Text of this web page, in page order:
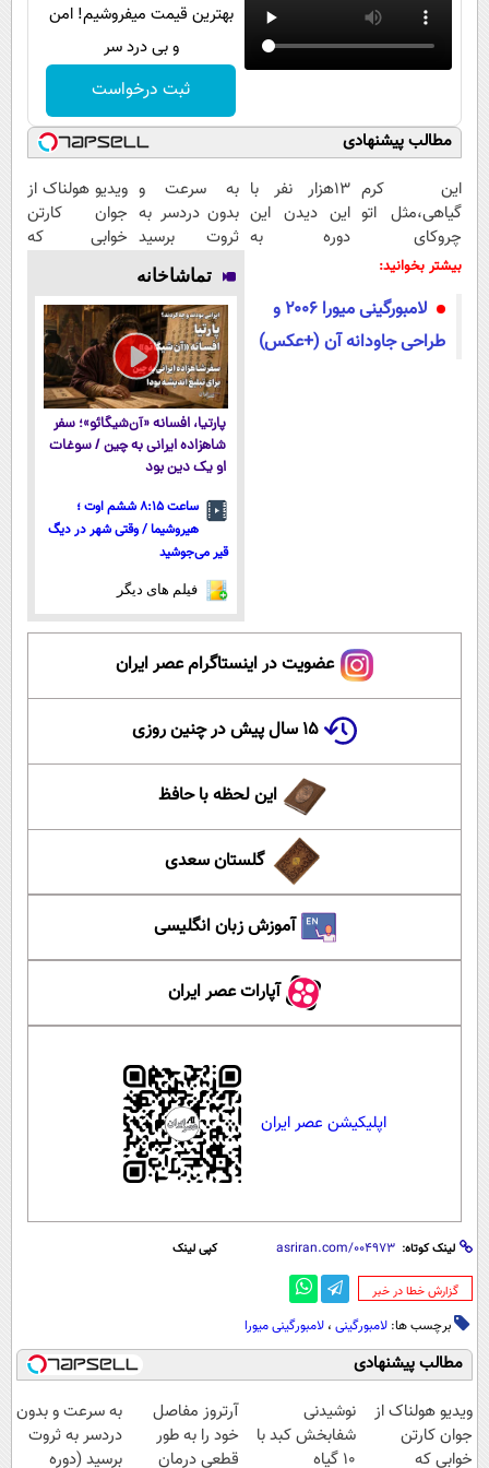
بهترین قیمت میفروشیم! امن
و بی درد سر
ثبت درخواست
مطالب پیشنهادی
این کرم
گیاهی،مثل اتو
چروکای
پوستتوصاف
13هزار نفر با
این دیدن این
دوره به
ثبت‌‌نام رایگان
به سرعت و
بدون دردسر به
ثروت برسید
(دوره کاملا
رایگان
پولسازی)
ویدیو هولناک از
جوان کارتن
خوابی که
بیشتر بخوانید:
لامبورگینی میورا ۲۰۰۶ و
طراحی جاودانه آن (+عکس)
تماشاخانه
پارتیا، افسانه «آن‌شیگائو»؛ سفر
شاهزاده ایرانی به چین / سوغات
او یک دین بود
ساعت ۸:۱۵ ششم اوت ؛
هیروشیما / وقتی شهر در دیگ
قیر می‌جوشید
فیلم های دیگر
عضویت در اینستاگرام عصر ایران
۱۵ سال پیش در چنین روزی
این لحظه با حافظ
گلستان سعدی
آموزش زبان انگلیسی
آپارات عصر ایران
اپلیکیشن عصر ایران
لینک کوتاه: کپی لینک
‌گزارش خطا در خبر
برچسب ها: لامبورگینی ، لامبورگینی میورا
مطالب پیشنهادی
ویدیو هولناک از
جوان کارتن
خوابی که
نوشیدنی
شفابخش کبد با
10 گیاه
آرتروز مفاصل
خود را به طور
قطعی درمان
به سرعت و بدون
دردسر به ثروت
برسید (دوره